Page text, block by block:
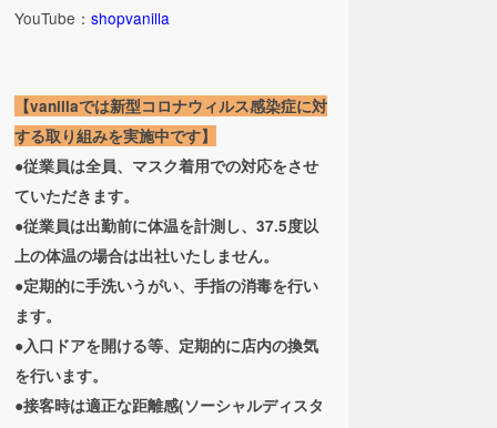
YouTube：shopvanilla
【vanillaでは新型コロナウィルス感染症に対
する取り組みを実施中です】
●従業員は全員、マスク着用での対応をさせ
ていただきます。
●従業員は出勤前に体温を計測し、37.5度以
上の体温の場合は出社いたしません。
●定期的に手洗いうがい、手指の消毒を行い
ます。
●入口ドアを開ける等、定期的に店内の換気
を行います。
●接客時は適正な距離感(ソーシャルディスタ